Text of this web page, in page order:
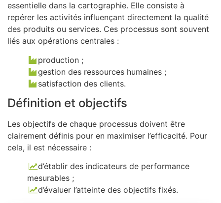
essentielle dans la cartographie. Elle consiste à
repérer les activités influençant directement la qualité
des produits ou services. Ces processus sont souvent
liés aux opérations centrales :
production ;
gestion des ressources humaines ;
satisfaction des clients.
Définition et objectifs
Les objectifs de chaque processus doivent être
clairement définis pour en maximiser l’efficacité. Pour
cela, il est nécessaire :
d’établir des indicateurs de performance
mesurables ;
d’évaluer l’atteinte des objectifs fixés.